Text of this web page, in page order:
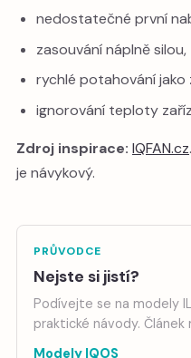
nedostatečné první
zasouvání náplně silou,
rychlé potahování jako
ignorování teploty
Zdroj inspirace: IQFAN.cz
je návykový.
PRŮVODCE
Nejste si jistí?
Podívejte se na modely
praktické návody.
Modely IQOS